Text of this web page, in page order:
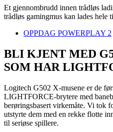
Et gjennombrudd innen trådløs
trådløs gamingmus kan lades hele
OPPDAG POWERPLAY 2
BLI KJENT MED
SOM HAR
Logitech G502 X-musene er de
LIGHTFORCE-brytere med
berøringsbasert virkemåte. Vi tok
utstyrte dem med en rekke flotte
til seriøse spillere.